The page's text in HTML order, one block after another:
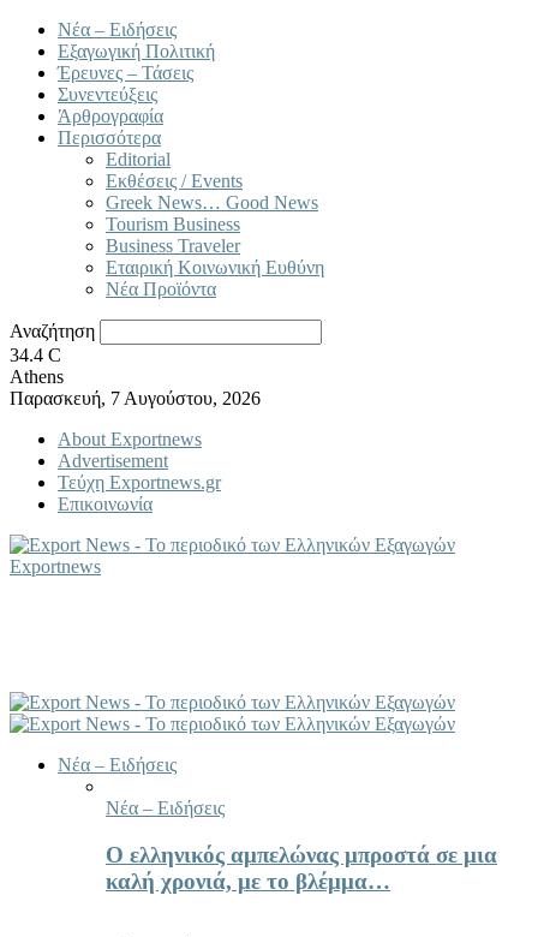
Νέα – Ειδήσεις
Εξαγωγική Πολιτική
Έρευνες – Τάσεις
Συνεντεύξεις
Άρθρογραφία
Περισσότερα
Editorial
Εκθέσεις / Events
Greek News… Good News
Tourism Business
Business Traveler
Εταιρική Κοινωνική Ευθύνη
Νέα Προϊόντα
Αναζήτηση
34.4 C
Athens
Παρασκευή, 7 Αυγούστου, 2026
About Exportnews
Advertisement
Τεύχη Exportnews.gr
Επικοινωνία
Exportnews
Νέα – Ειδήσεις
Νέα – Ειδήσεις
Ο ελληνικός αμπελώνας μπροστά σε μια
καλή χρονιά, με το βλέμμα…